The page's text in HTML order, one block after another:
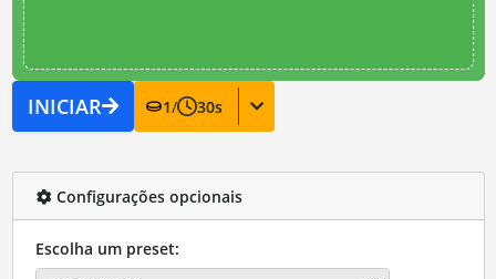
INICIAR 1/ 30s
Configurações opcionais
Escolha um preset: